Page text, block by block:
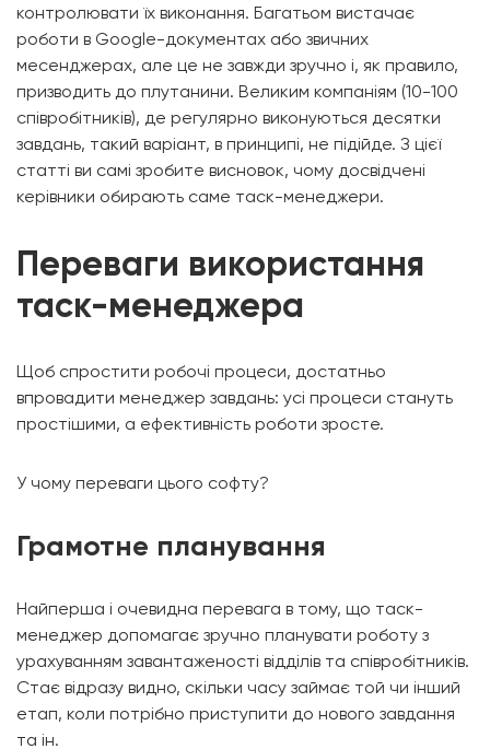
контролювати їх виконання. Багатьом вистачає
роботи в Google-документах або звичних
месенджерах, але це не завжди зручно і, як правило,
призводить до плутанини. Великим компаніям (10-100
співробітників), де регулярно виконуються десятки
завдань, такий варіант, в принципі, не підійде. З цієї
статті ви самі зробите висновок, чому досвідчені
керівники обирають саме таск-менеджери.
Переваги використання
таск-менеджера
Щоб спростити робочі процеси, достатньо
впровадити менеджер завдань: усі процеси стануть
простішими, а ефективність роботи зросте.
У чому переваги цього софту?
Грамотне планування
Найперша і очевидна перевага в тому, що таск-
менеджер допомагає зручно планувати роботу з
урахуванням завантаженості відділів та співробітників.
Стає відразу видно, скільки часу займає той чи інший
етап, коли потрібно приступити до нового завдання
та ін.